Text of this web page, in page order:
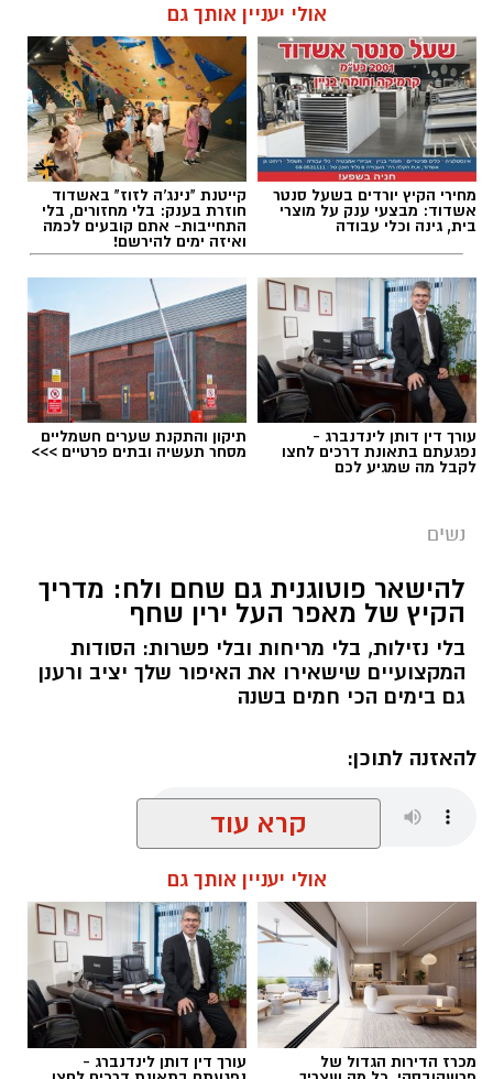
אולי יעניין אותך גם
מחירי הקיץ יורדים בשעל סנטר
אשדוד: מבצעי ענק על מוצרי
בית, גינה וכלי עבודה
קייטנת "נינג'ה לזוז" באשדוד
חוזרת בענק: בלי מחזורים, בלי
התחייבות- אתם קובעים לכמה
ואיזה ימים להירשם!
עורך דין דותן לינדנברג -
נפגעתם בתאונת דרכים לחצו
לקבל מה שמגיע לכם
תיקון והתקנת שערים חשמליים
מסחר תעשיה ובתים פרטיים >>>
נשים
להישאר פוטוגנית גם שחם ולח: מדריך
הקיץ של מאפר העל ירין שחף
בלי נזילות, בלי מריחות ובלי פשרות: הסודות
המקצועיים שישאירו את האיפור שלך יציב ורענן
גם בימים הכי חמים בשנה
להאזנה לתוכן:
תגים:ירין שחף
קרא עוד
אולי יעניין אותך גם
מכרז הדירות הגדול של עורך דין דותן לינדנברג -